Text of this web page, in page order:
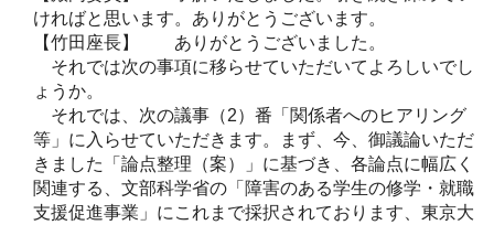
ければと思います。ありがとうございます。
【竹田座長】 ありがとうございました。
それでは次の事項に移らせていただいてよろしいでし
ょうか。
それでは、次の議事（2）番「関係者へのヒアリング
等」に入らせていただきます。まず、今、御議論いただ
きました「論点整理（案）」に基づき、各論点に幅広く
関連する、文部科学省の「障害のある学生の修学・就職
支援促進事業」にこれまで採択されております、東京大